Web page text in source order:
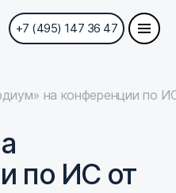
+7 (495) 147 36 47
на конференции по
по ИС от